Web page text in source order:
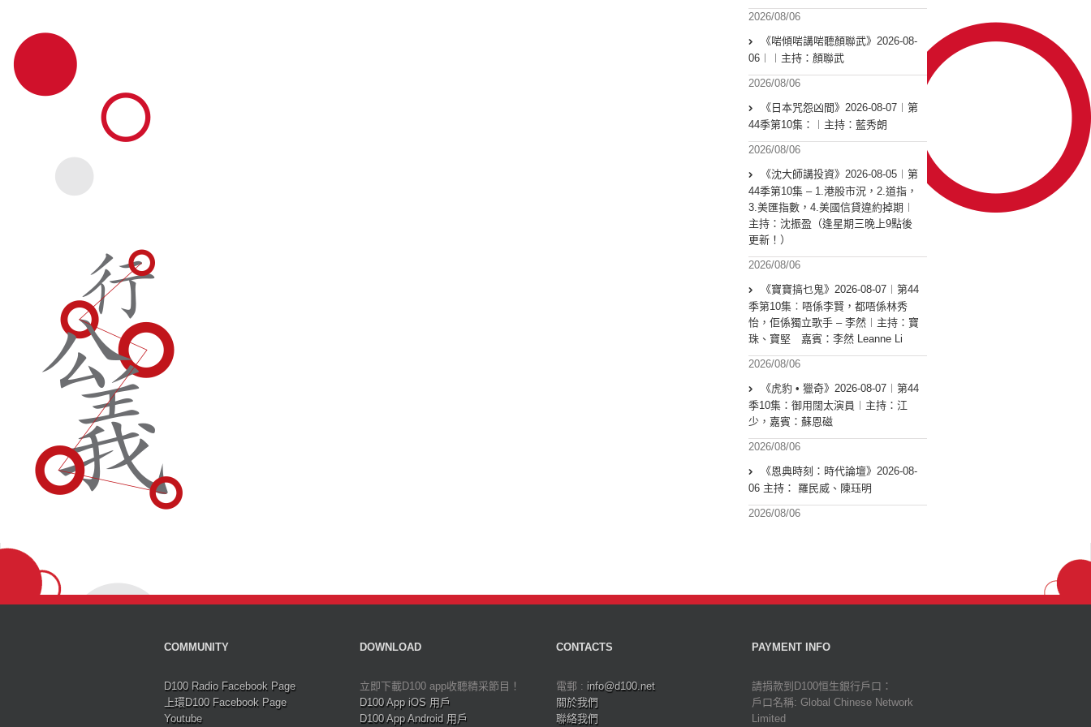
2026/08/06
《啱傾啱講啱聽顏聯武》2026-08-
06︱︱主持：顏聯武
2026/08/06
《日本咒怨凶間》2026-08-07︱第
44季第10集：︱主持：藍秀朗
2026/08/06
《沈大師講投資》2026-08-05︱第
44季第10集 – 1.港股市況，2.道指，
3.美匯指數，4.美國信貸違約掉期︱
主持：沈振盈（逢星期三晚上9點後
更新！）
2026/08/06
《寶寶搞乜鬼》2026-08-07︱第44
季第10集︰唔係李賢，都唔係林秀
怡，佢係獨立歌手 – 李然︱主持：寶
珠、寶堅 嘉賓：李然 Leanne Li
2026/08/06
《虎豹 • 獵奇》2026-08-07︱第44
季10集：御用闊太演員︱主持：江
少，嘉賓：蘇恩磁
2026/08/06
《恩典時刻：時代論壇》2026-08-
06 主持： 羅民威、陳珏明
2026/08/06
COMMUNITY
D100 Radio Facebook Page
上環D100 Facebook Page
Youtube
DOWNLOAD
立即下載D100 app收聽精采節目！
D100 App iOS 用戶
D100 App Android 用戶
CONTACTS
電郵 : info@d100.net
關於我們
聯絡我們
PAYMENT INFO
請捐款到D100恒生銀行戶口：
戶口名稱: Global Chinese Network
Limited